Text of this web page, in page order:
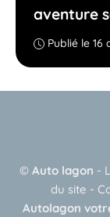
aventure
Publié le 16
© Auto lagon -
du site -
Autolagon